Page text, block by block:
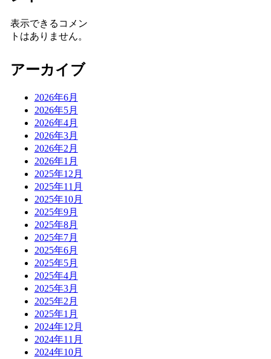
表示できるコメン
トはありません。
アーカイブ
2026年6月
2026年5月
2026年4月
2026年3月
2026年2月
2026年1月
2025年12月
2025年11月
2025年10月
2025年9月
2025年8月
2025年7月
2025年6月
2025年5月
2025年4月
2025年3月
2025年2月
2025年1月
2024年12月
2024年11月
2024年10月